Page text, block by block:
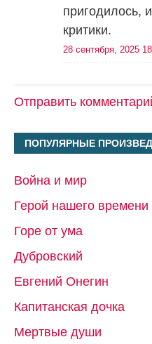
пригодилось,
критики.
28 сентября, 2025
Отправить
ПОПУЛЯРНЫЕ
Война и мир
Герой нашего времени
Горе от ума
Дубровский
Евгений Онегин
Капитанская дочка
Мертвые души